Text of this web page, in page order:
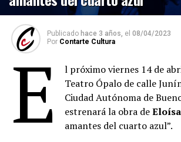
Publicado hace 3 años, el 08/04/2023
Por Contarte Cultura
E
l próximo viernes 14 de
Teatro Ópalo de calle
Ciudad Autónoma de
estrenará la obra de
amantes del cuarto azul”.